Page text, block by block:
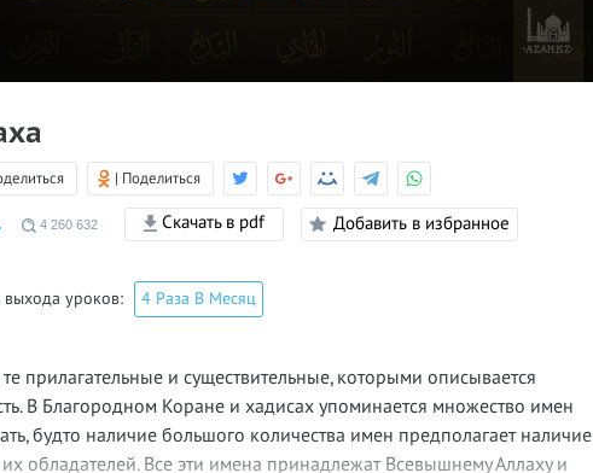
| Поделиться
4 260 632 Скачать в pdf Добавить в избранное
уроков: 4 Раза В Месяц
прилагательные и существительные, которыми описывается
В Благородном Коране и хадисах упоминается множество имен
будто наличие большого количества имен предполагает наличие
обладателей. Все эти имена принадлежат Всевышнему Аллаху и